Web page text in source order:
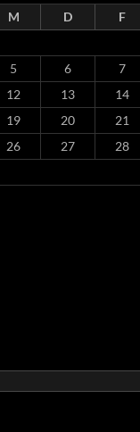
M D F
5 6 7
12 13 14
19 20 21
26 27 28